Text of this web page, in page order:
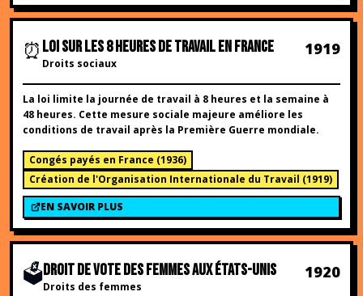
⏰ LOI SUR LES 8 HEURES DE TRAVAIL EN FRANCE
Droits sociaux
1919
La loi limite la journée de travail à 8 heures et la semaine à
48 heures. Cette mesure sociale majeure améliore les
conditions de travail après la Première Guerre mondiale.
Congés payés en France (1936)
Création de l'Organisation Internationale du Travail (1919)
EN SAVOIR PLUS
🗳️DROIT DE VOTE DES FEMMES AUX ÉTATS-UNIS
Droits des femmes
1920